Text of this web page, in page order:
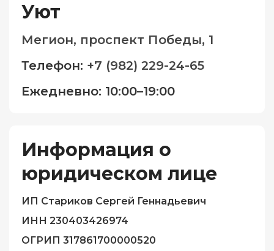
Уют
Мегион, проспект Победы, 1
Телефон: +7 (982) 229-24-65
Ежедневно: 10:00–19:00
Информация о
юридическом лице
ИП Стариков Сергей Геннадьевич
ИНН 230403426974
ОГРИП 317861700000520